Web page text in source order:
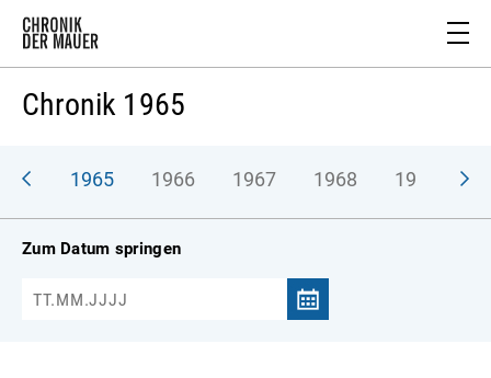
Chronik 1965
1965 1966 1967 1968 1969
Zum Datum springen